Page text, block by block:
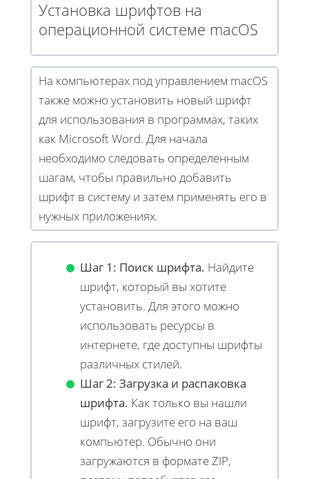
Установка шрифтов на
операционной системе macOS
На компьютерах под управлением macOS
также можно установить новый шрифт
для использования в программах, таких
как Microsoft Word. Для начала
необходимо следовать определенным
шагам, чтобы правильно добавить
шрифт в систему и затем применять его в
нужных приложениях.
Шаг 1: Поиск шрифта. Найдите
шрифт, который вы хотите
установить. Для этого можно
использовать ресурсы в
интернете, где доступны шрифты
различных стилей.
Шаг 2: Загрузка и распаковка
шрифта. Как только вы нашли
шрифт, загрузите его на ваш
компьютер. Обычно они
загружаются в формате ZIP,